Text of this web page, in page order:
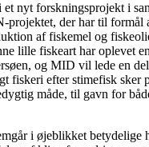
nyt forskningsprojekt i
der har til formål
af fiskemel og
lille fiskeart har oplevet
og MID vil lede en
fiskeri efter stimefisk sker
måde, til gavn for
i øjeblikket betydelige